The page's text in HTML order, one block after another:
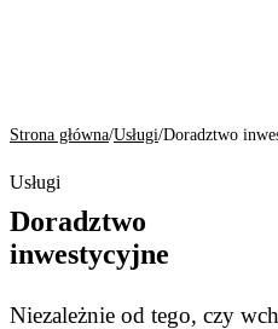
02O nas
03Usługi
Narzędzia
Strona główna/Usługi/Doradztwo
Usługi
Doradztwo
inwestycyjne
Niezależnie od tego, czy